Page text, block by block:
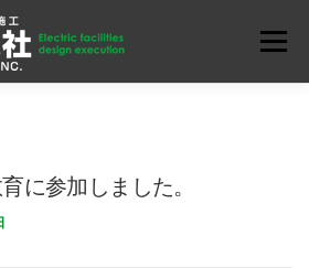
メニュ
に参加しました。